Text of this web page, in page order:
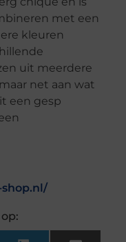
met een
kleuren
uit meerdere
net aan wat
een gesp